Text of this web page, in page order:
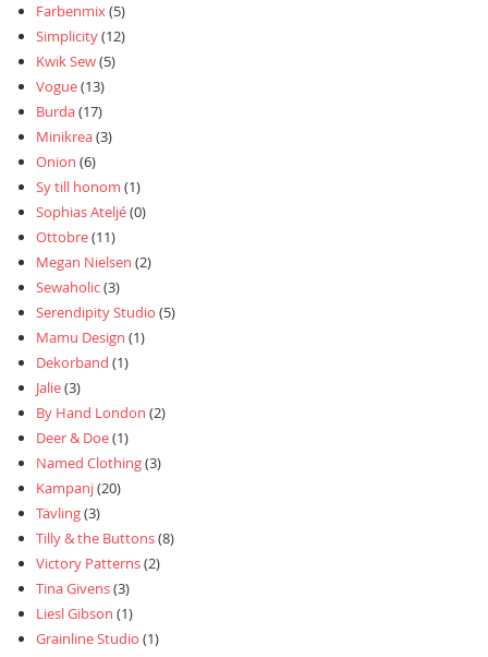
Farbenmix(5)
Simplicity(12)
Kwik Sew(5)
Vogue(13)
Burda(17)
Minikrea(3)
Onion (6)
Sy till honom (1)
Sophias Ateljé(0)
Ottobre(11)
Megan Nielsen (2)
Sewaholic(3)
Serendipity Studio (5)
Mamu Design (1)
Dekorband (1)
Jalie(3)
By Hand London (2)
Deer & Doe(1)
Named Clothing(3)
Kampanj(20)
Tävling(3)
Tilly & the Buttons(8)
Victory Patterns(2)
Tina Givens(3)
Liesl Gibson (1)
Grainline Studio (1)